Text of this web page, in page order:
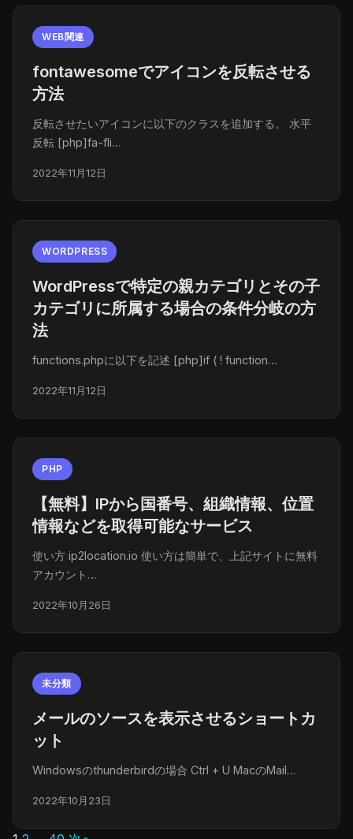
WEB関連
fontawesomeでアイコンを反転させる
方法
反転させたいアイコンに以下のクラスを追加する。 水平
反転 [php]fa-fli…
2022年11月12日
WORDPRESS
WordPressで特定の親カテゴリとその子
カテゴリに所属する場合の条件分岐の方
法
functions.phpに以下を記述 [php]if ( ! function…
2022年11月12日
PHP
【無料】IPから国番号、組織情報、位置
情報などを取得可能なサービス
使い方 ip2location.io 使い方は簡単で、上記サイトに無料
アカウント…
2022年10月26日
未分類
メールのソースを表示させるショートカ
ット
Windowsのthunderbirdの場合 Ctrl + U MacのMail…
2022年10月23日